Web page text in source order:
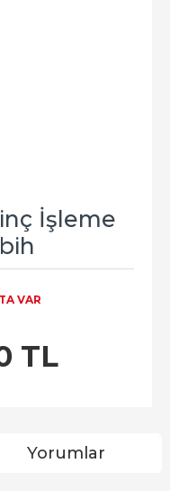
İşleme
TL
VAR
Yorumlar